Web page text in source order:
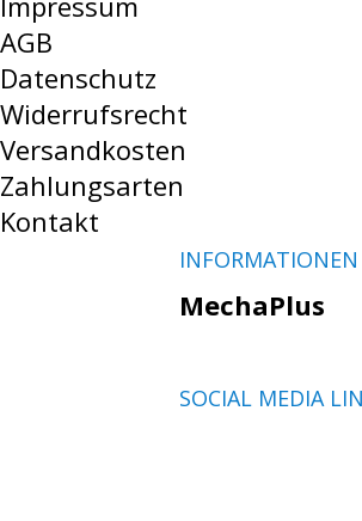
AGB
Datenschutz
Widerrufsrecht
Versandkosten
Zahlungsarten
Kontakt
INFORMATIONEN
MechaPlus
SOCIAL MEDIA